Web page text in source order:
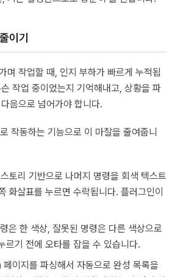
이기
며 작업할 때, 인지 부하가 빠르게 누적됩
작업 중이었는지 기억해내고, 상황을 파
음으로 넘어가야 합니다.
작동하는 기능으로 이 마찰을 줄여줍니
토리 기반으로 나머지 명령을 회색 텍스트
화살표를 누르면 수락됩니다. 플러그인이
은 한 색상, 잘못된 명령은 다른 색상으로
르기 전에 오타를 잡을 수 있습니다.
이지를 파싱해서 자동으로 완성 목록을